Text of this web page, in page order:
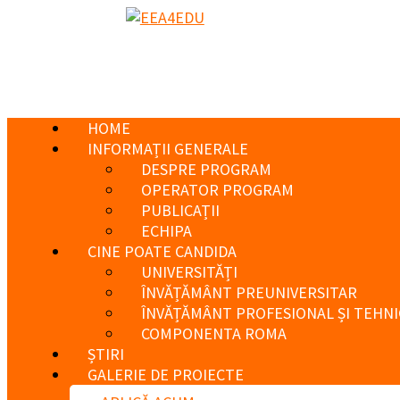
HOME
INFORMAȚII GENERALE
DESPRE PROGRAM
OPERATOR PROGRAM
PUBLICAȚII
ECHIPA
CINE POATE CANDIDA
UNIVERSITĂȚI
ÎNVĂȚĂMÂNT PREUNIVERSITAR
ÎNVĂȚĂMÂNT PROFESIONAL ȘI
COMPONENTA ROMA
ȘTIRI
GALERIE DE PROIECTE